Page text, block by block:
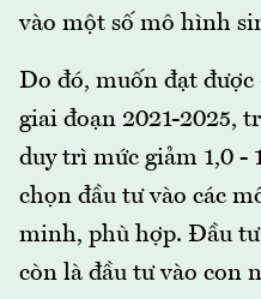
vào một số mô hình
Do đó, muốn đạt
giai đoạn 2021-2025,
duy trì mức giảm 1,0 -
chọn đầu tư vào các
minh, phù hợp. Đầu
còn là đầu tư vào con